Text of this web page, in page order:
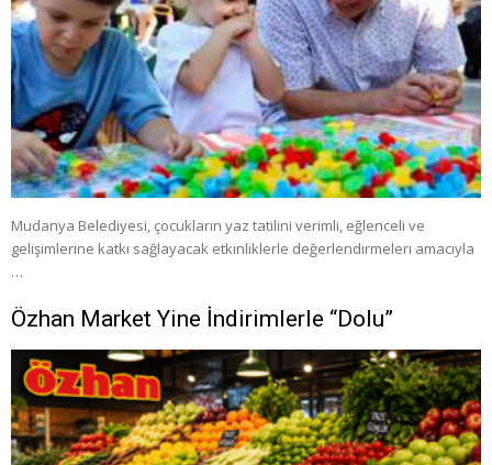
Mudanya Belediyesi, çocukların yaz tatilini verimli, eğlenceli ve
gelişimlerine katkı sağlayacak etkinliklerle değerlendirmeleri amacıyla
…
Özhan Market Yine İndirimlerle “Dolu”